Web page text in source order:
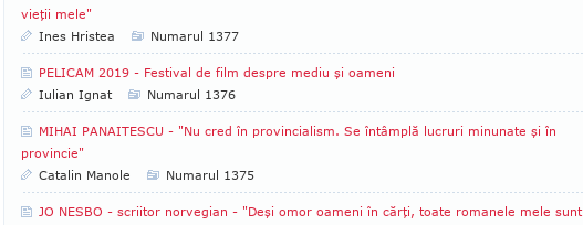
vieţii mele"
Ines Hristea
Numarul 1377
PELICAM 2019 - Festival de film despre mediu şi oameni
Iulian Ignat
Numarul 1376
MIHAI PANAITESCU - "Nu cred în provincialism. Se întâmplă lucruri minunate şi în
provincie"
Catalin Manole
Numarul 1375
JO NESBO - scriitor norvegian - "Deşi omor oameni în cărţi, toate romanele mele sunt